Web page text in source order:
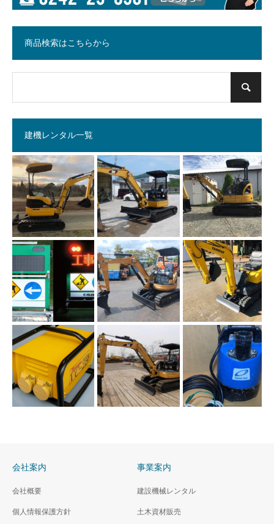
商品検索はこちらから
建機レンタル一覧
会社案内
会社概要
個人情報保護方針
事業案内
建設機械レンタル
土木資材販売